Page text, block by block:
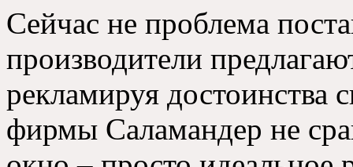
Сейчас не проблема
производители
рекламируя достоинства
фирмы Саламандер не